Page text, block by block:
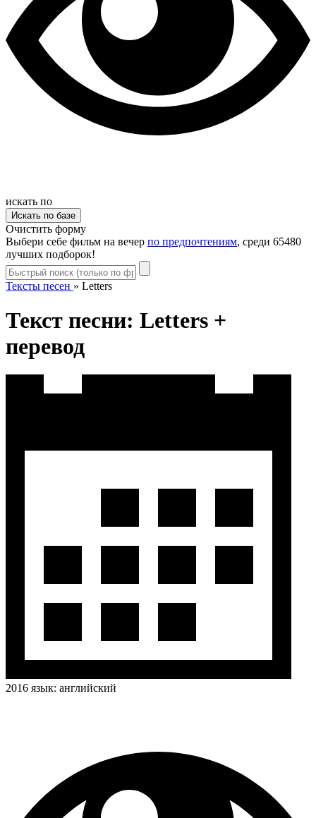
искать по
Очистить форму
Выбери себе фильм на вечер по предпочтениям, среди 65480
лучших подборок!
Тексты песен » Letters
Текст песни: Letters +
перевод
2016 язык: английский